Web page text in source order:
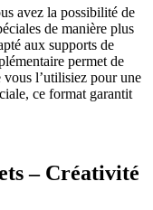
avez la possibilité de
de manière plus
aux supports de
permet de
l’utilisiez pour une
ce format garantit
– Créativité